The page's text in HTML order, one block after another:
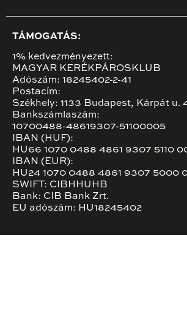
TÁMOGATÁS:
1% kedvezményezett:
MAGYAR KERÉKPÁROSKLUB
Adószám: 18245402-2-41
Postacím:
Székhely: 1133 Budapest, Kárpát u.
Bankszámlaszám:
10700488-48619307-51100005
IBAN (HUF):
HU66 1070 0488 4861 9307 5110
IBAN (EUR):
HU24 1070 0488 4861 9307 5000
SWIFT: CIBHHUHB
Bank: CIB Bank Zrt.
EU adószám: HU18245402